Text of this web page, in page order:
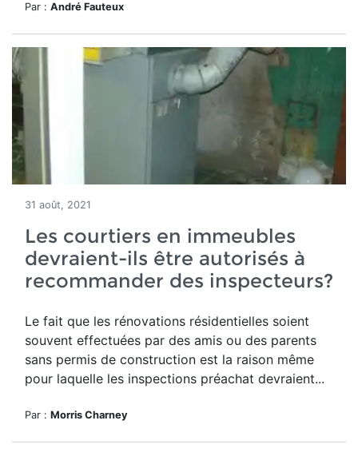
Par : André Fauteux
31 août, 2021
Les courtiers en immeubles
devraient-ils être autorisés à
recommander des inspecteurs?
Le fait que les rénovations résidentielles soient
souvent effectuées par des amis ou des parents
sans permis de construction est la raison même
pour laquelle les inspections préachat devraient...
Par : Morris Charney